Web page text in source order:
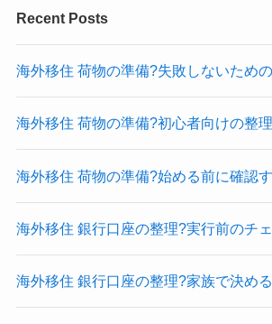
Recent Posts
海外移住 荷物の準備?失敗しないため
海外移住 荷物の準備?初心者向けの整
海外移住 荷物の準備?始める前に確認
海外移住 銀行口座の整理?実行前のチ
海外移住 銀行口座の整理?家族で決め